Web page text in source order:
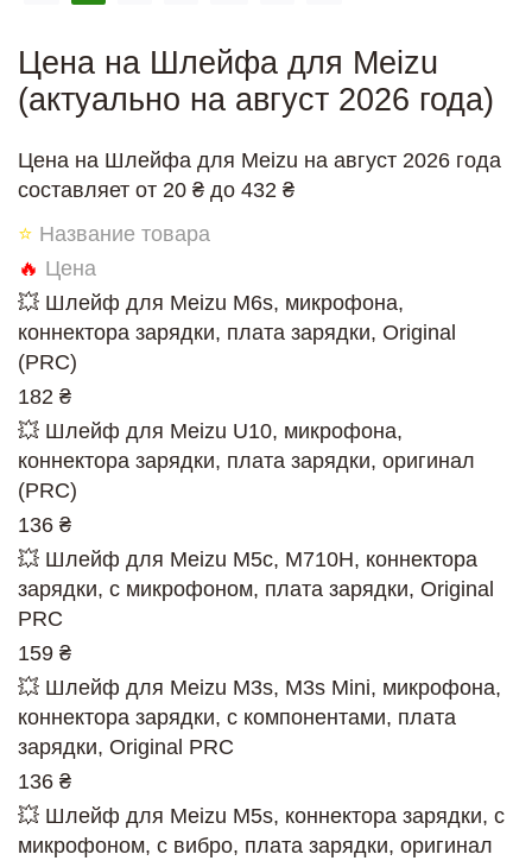
Цена на Шлейфа для Meizu
(актуально на август 2026 года)
Цена на Шлейфа для Meizu на август 2026 года
составляет от 20 ₴ до 432 ₴
⭐ Название товара
🔥 Цена
💥 Шлейф для Meizu M6s, микрофона,
коннектора зарядки, плата зарядки, Original
(PRC)
182 ₴
💥 Шлейф для Meizu U10, микрофона,
коннектора зарядки, плата зарядки, оригинал
(PRC)
136 ₴
💥 Шлейф для Meizu M5c, M710H, коннектора
зарядки, с микрофоном, плата зарядки, Original
PRC
159 ₴
💥 Шлейф для Meizu M3s, M3s Mini, микрофона,
коннектора зарядки, с компонентами, плата
зарядки, Original PRC
136 ₴
💥 Шлейф для Meizu M5s, коннектора зарядки, с
микрофоном, с вибро, плата зарядки, оригинал